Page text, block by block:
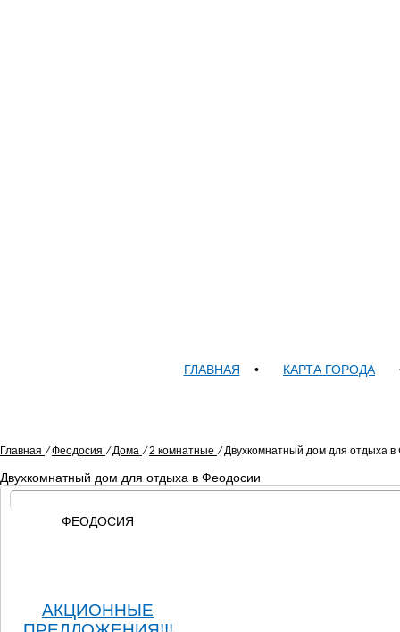
ГЛАВНАЯ • КАРТА ГОРОДА
Главная ⁄ Феодосия ⁄ Дома ⁄ 2 комнатные ⁄ Двухкомнатный дом для отдыха в
Двухкомнатный дом для отдыха в Феодосии
ФЕОДОСИЯ
АКЦИОННЫЕ